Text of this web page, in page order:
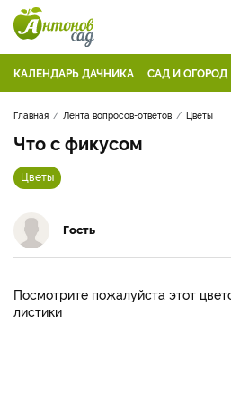
КАЛЕНДАРЬ ДАЧНИКА САД И ОГОРОД
Главная Лента вопросов-ответов Цветы
Что с фикусом
Цветы
Гость
Посмотрите пожалуйста этот
листики